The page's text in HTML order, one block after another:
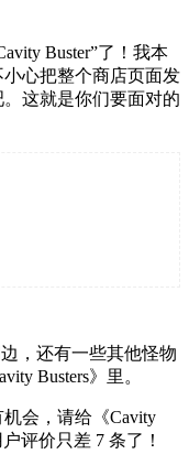
Buster”了！我本
心把整个商店页面发
这就是你们要面对的
，还有一些其他怪物
Busters》里。
会，请给《Cavity
评价只差 7 条了！